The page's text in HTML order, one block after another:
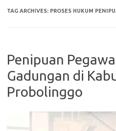
TAG ARCHIVES: PROSES HUKUM
Penipuan
Gadungan di
Probolinggo